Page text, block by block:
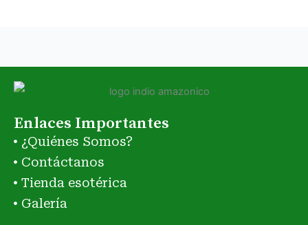
Enlaces Importantes
¿Quiénes Somos?
Contáctanos
Tienda esotérica
Galería